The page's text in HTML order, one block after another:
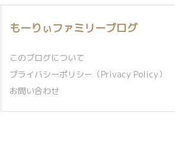
もーりぃファミリーブログ
このブログについて
プライバシーポリシー（Privacy Policy）
お問い合わせ